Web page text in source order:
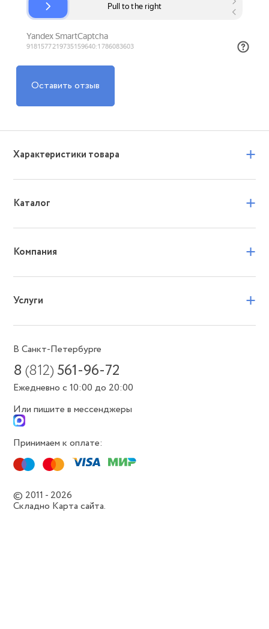
Оставить отзыв
Характеристики товара +
Каталог +
Компания +
Услуги +
В Санкт-Петербурге
8(812) 561-96-72
Ежедневно с 10:00 до 20:00
Или пишите в мессенджеры
Принимаем к оплате:
© 2011 - 2026
Складно Карта сайта.